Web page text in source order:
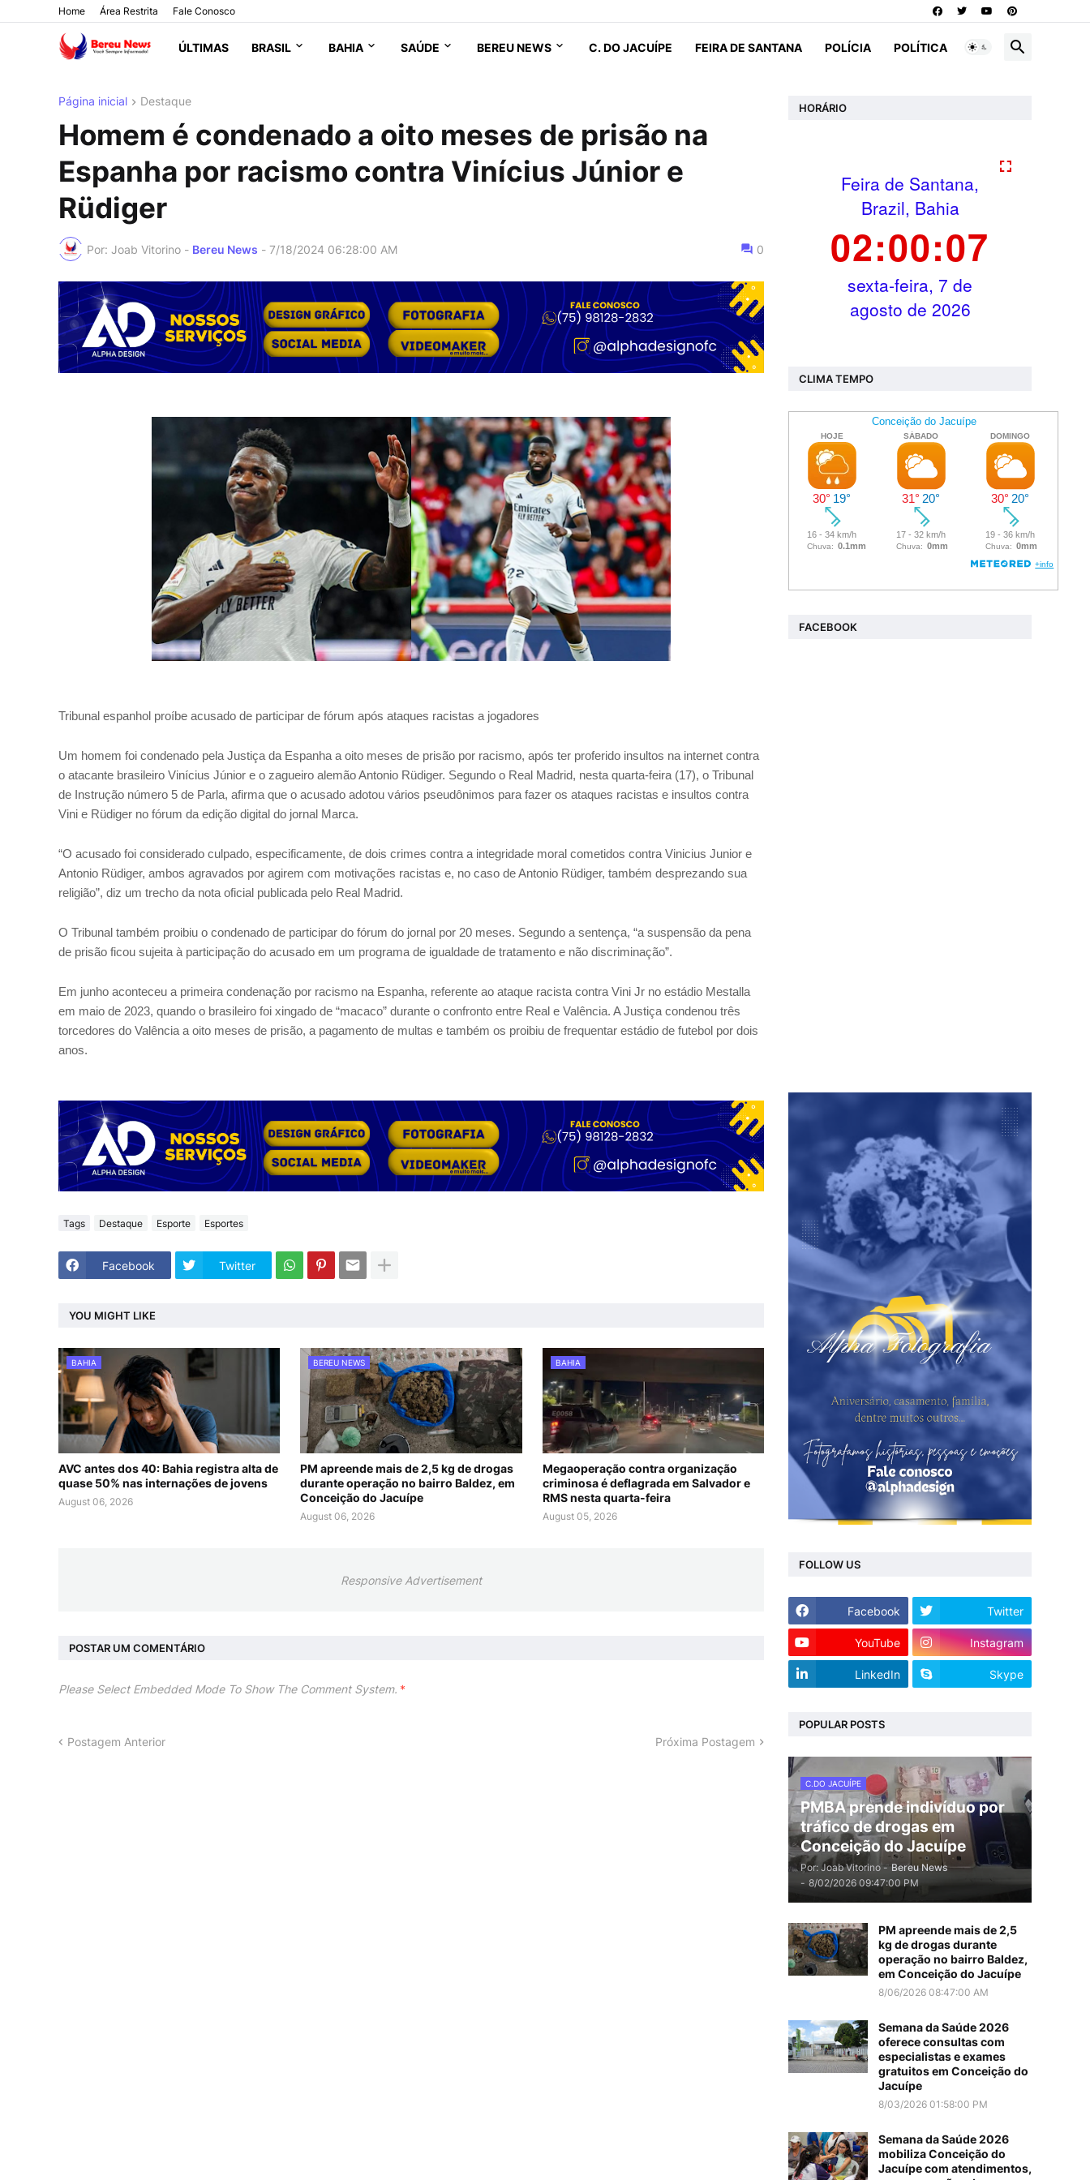
Home Área Restrita Fale Conosco
ÚLTIMAS BRASIL BAHIA SAÚDE BEREU NEWS C. DO JACUÍPE FEIRA DE SANTANA POLÍCIA POLÍTICA
Página inicial Destaque
Homem é condenado a oito meses de prisão na
Espanha por racismo contra Vinícius Júnior e
Rüdiger
Por: Joab Vitorino - Bereu News - 7/18/2024 06:28:00 AM 0
Tribunal espanhol proíbe acusado de participar de fórum após ataques racistas a jogadores
Um homem foi condenado pela Justiça da Espanha a oito meses de prisão por racismo, após ter proferido insultos na internet contra
o atacante brasileiro Vinícius Júnior e o zagueiro alemão Antonio Rüdiger. Segundo o Real Madrid, nesta quarta-feira (17), o Tribunal
de Instrução número 5 de Parla, afirma que o acusado adotou vários pseudônimos para fazer os ataques racistas e insultos contra
Vini e Rüdiger no fórum da edição digital do jornal Marca.
“O acusado foi considerado culpado, especificamente, de dois crimes contra a integridade moral cometidos contra Vinicius Junior e
Antonio Rüdiger, ambos agravados por agirem com motivações racistas e, no caso de Antonio Rüdiger, também desprezando sua
religião”, diz um trecho da nota oficial publicada pelo Real Madrid.
O Tribunal também proibiu o condenado de participar do fórum do jornal por 20 meses. Segundo a sentença, “a suspensão da pena
de prisão ficou sujeita à participação do acusado em um programa de igualdade de tratamento e não discriminação”.
Em junho aconteceu a primeira condenação por racismo na Espanha, referente ao ataque racista contra Vini Jr no estádio Mestalla
em maio de 2023, quando o brasileiro foi xingado de “macaco” durante o confronto entre Real e Valência. A Justiça condenou três
torcedores do Valência a oito meses de prisão, a pagamento de multas e também os proibiu de frequentar estádio de futebol por dois
anos.
Tags Destaque Esporte Esportes
Facebook Twitter
YOU MIGHT LIKE
BAHIA
AVC antes dos 40: Bahia registra alta de
quase 50% nas internações de jovens
August 06, 2026
BEREU NEWS
PM apreende mais de 2,5 kg de drogas
durante operação no bairro Baldez, em
Conceição do Jacuípe
August 06, 2026
BAHIA
Megaoperação contra organização
criminosa é deflagrada em Salvador e
RMS nesta quarta-feira
August 05, 2026
Responsive Advertisement
POSTAR UM COMENTÁRIO
Please Select Embedded Mode To Show The Comment System. *
Postagem Anterior Próxima Postagem
HORÁRIO
CLIMA TEMPO
FACEBOOK
FOLLOW US
Facebook Twitter
YouTube Instagram
LinkedIn Skype
POPULAR POSTS
C.DO JACUÍPE
PMBA prende indivíduo por
tráfico de drogas em
Conceição do Jacuípe
Por: Joab Vitorino - Bereu News
- 8/02/2026 09:47:00 PM
PM apreende mais de 2,5
kg de drogas durante
operação no bairro Baldez,
em Conceição do Jacuípe
8/06/2026 08:47:00 AM
Semana da Saúde 2026
oferece consultas com
especialistas e exames
gratuitos em Conceição do
Jacuípe
8/03/2026 01:58:00 PM
Semana da Saúde 2026
mobiliza Conceição do
Jacuípe com atendimentos,